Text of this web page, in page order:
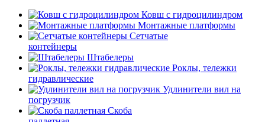
Ковш с гидроцилиндром
Монтажные платформы
Сетчатые
контейнеры
Штабелеры
Роклы, тележки
гидравлические
Удлинители вил на
погрузчик
Скоба